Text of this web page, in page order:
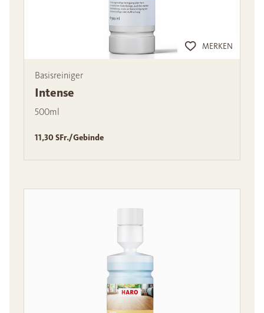
MERKEN
Basisreiniger
Intense
500ml
11,30 SFr./Gebinde